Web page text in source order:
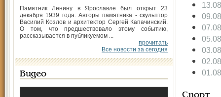
Памятник Ленину в Ярославле был открыт 23
декабря 1939 года. Авторы памятника - скульптор
Василий Козлов и архитектор Сергей Капачинский.
О том, что предшествовало этому событию,
рассказывается в публикуемом ...
прочитать
Все новости за сегодня
Видео
Спорт